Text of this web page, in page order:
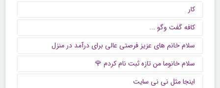
کار
كافه گفت وگو ...
سلام خانم های عزیز فرصتی عالی برای درآمد در منزل
سلام خانوما من تازه ثبت نام کردم 🌹
اینجا مثل نی نی سایت